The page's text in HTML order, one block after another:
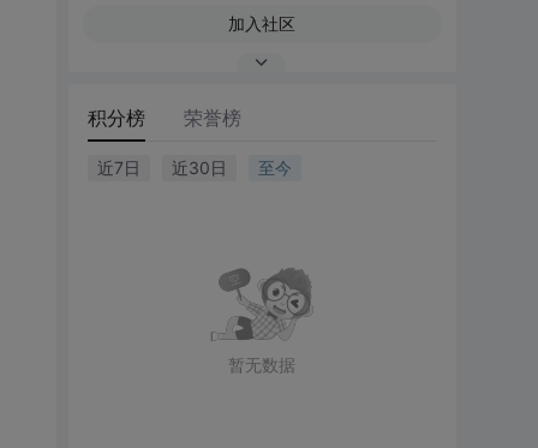
加入社区
积分榜 荣誉榜
近7日 近30日 至今
暂无数据